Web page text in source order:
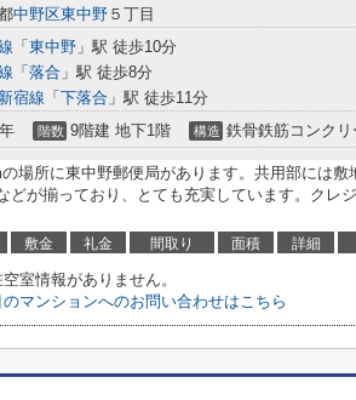
中野区東中野 ５丁目
「 東中野 」駅 徒歩10分
「 落合 」駅 徒歩8分
宿線 「 下落合 」駅 徒歩11分
階数 9階建 地下1階 構造 鉄骨鉄筋コンクリ
場所に東中野郵便局があります。共用部には敷
どが揃っており、とても充実しています。クレ
敷金 礼金 間取り 面積 詳細
室情報がありません。
マンションへのお問い合わせはこちら